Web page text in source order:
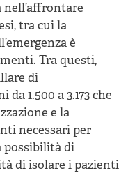
tra cui la
è
Tra questi,
di
1.500 a 3.173 che
e la
necessari per
possibilità di
di isolare i pazienti